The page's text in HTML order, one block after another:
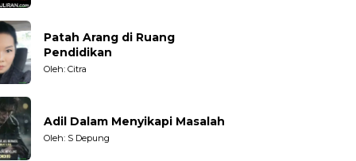
Patah Arang di Ruang
Pendidikan
Oleh: Citra
Adil Dalam Menyikapi Masalah
Oleh: S Depung